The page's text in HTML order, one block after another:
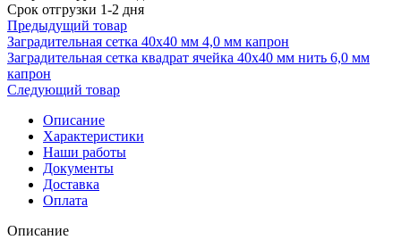
Срок отгрузки 1-2 дня
Предыдущий товар
Заградительная сетка 40х40 мм 4,0 мм капрон
Заградительная сетка квадрат ячейка 40х40 мм нить 6,0 мм
капрон
Следующий товар
Описание
Характеристики
Наши работы
Документы
Доставка
Оплата
Описание